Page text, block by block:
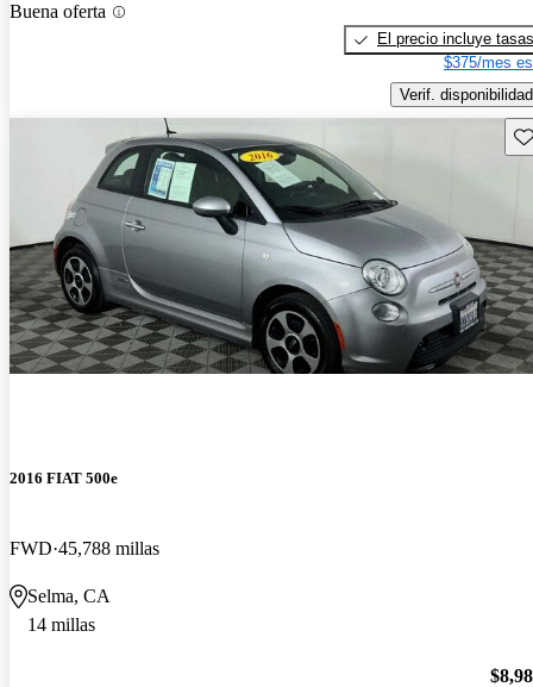
Buena oferta
El precio incluye tasas
$375/mes
Verif. disponibilidad
2016 FIAT 500e
FWD 45,788 millas
Selma, CA
14 millas